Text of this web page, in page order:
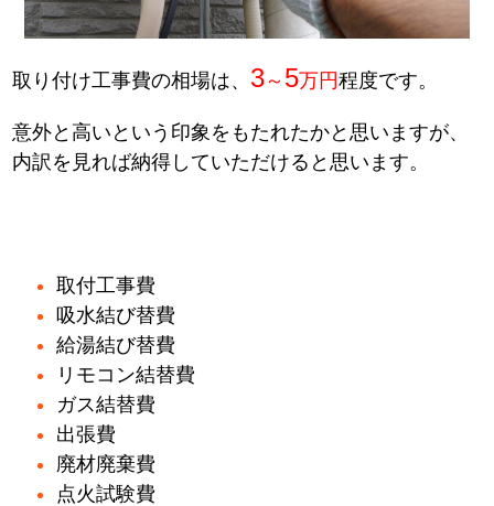
取り付け工事費の相場は、 3～ 5万円程度です。
意外と高いという印象をもたれたかと思いますが、
内訳を見れば納得していただけると思います。
取付工事費
吸水結び替費
給湯結び替費
リモコン結替費
ガス結替費
出張費
廃材廃棄費
点火試験費